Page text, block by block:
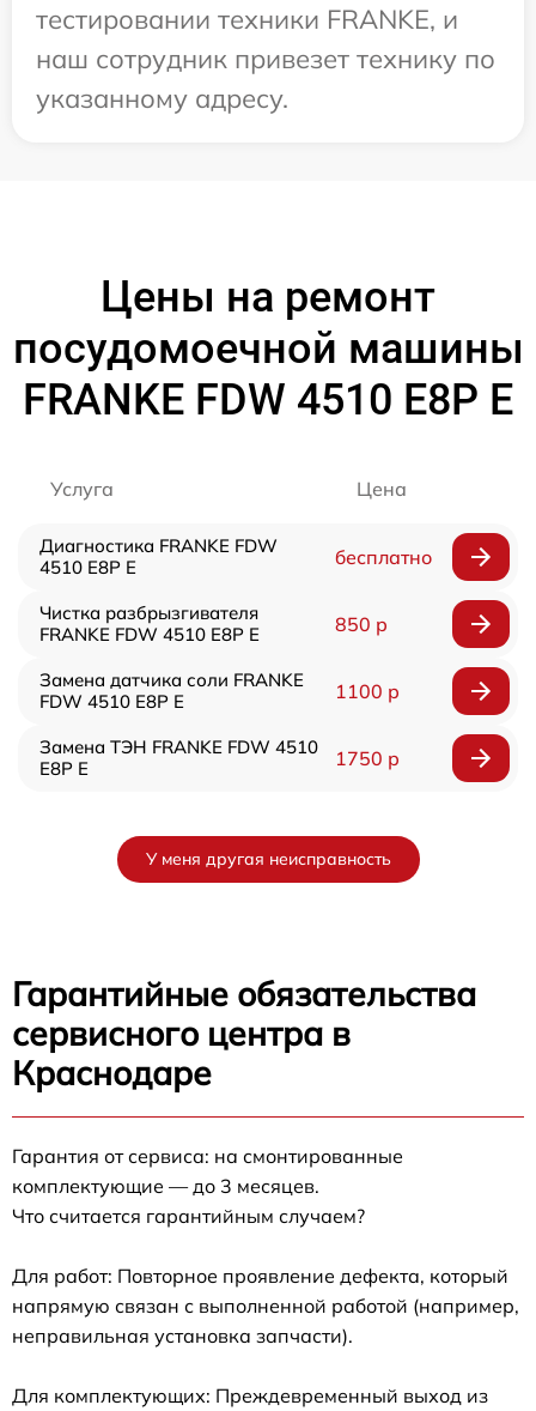
тестировании техники FRANKE, и
наш сотрудник привезет технику по
указанному адресу.
Цены на ремонт
посудомоечной машины
FRANKE FDW 4510 E8P E
Услуга Цена
Диагностика FRANKE FDW
4510 E8P E
бесплатно
Чистка разбрызгивателя
FRANKE FDW 4510 E8P E
850 р
Замена датчика соли FRANKE
FDW 4510 E8P E
1100 р
Замена ТЭН FRANKE FDW 4510
E8P E
1750 р
У меня другая неисправность
Гарантийные обязательства
сервисного центра в
Краснодаре
Гарантия от сервиса: на смонтированные
комплектующие — до 3 месяцев.
Что считается гарантийным случаем?
Для работ: Повторное проявление дефекта, который
напрямую связан с выполненной работой (например,
неправильная установка запчасти).
Для комплектующих: Преждевременный выход из